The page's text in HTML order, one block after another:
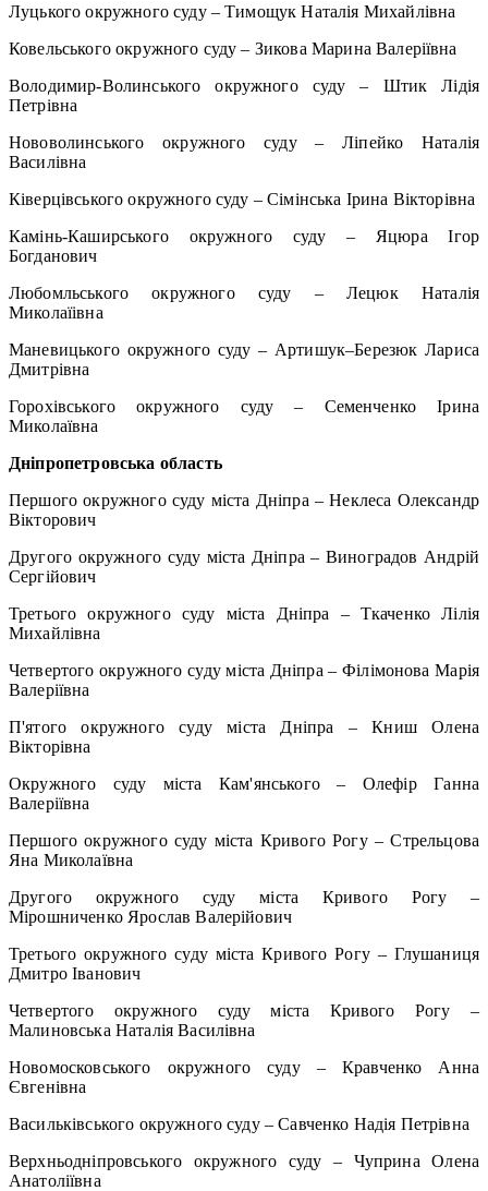
Луцького окружного суду – Тимощук Наталія Михайлівна
Ковельського окружного суду – Зикова Марина Валеріївна
Володимир-Волинського окружного суду – Штик Лідія
Петрівна
Нововолинського окружного суду – Ліпейко Наталія
Василівна
Ківерцівського окружного суду – Сімінська Ірина Вікторівна
Камінь-Каширського окружного суду – Яцюра Ігор
Богданович
Любомльського окружного суду – Лецюк Наталія
Миколаїівна
Маневицького окружного суду – Артишук–Березюк Лариса
Дмитрівна
Горохівського окружного суду – Семенченко Ірина
Миколаївна
Дніпропетровська область
Першого окружного суду міста Дніпра – Неклеса Олександр
Вікторович
Другого окружного суду міста Дніпра – Виноградов Андрій
Сергійович
Третього окружного суду міста Дніпра – Ткаченко Лілія
Михайлівна
Четвертого окружного суду міста Дніпра – Філімонова Марія
Валеріївна
П'ятого окружного суду міста Дніпра – Книш Олена
Вікторівна
Окружного суду міста Кам'янського – Олефір Ганна
Валеріївна
Першого окружного суду міста Кривого Рогу – Стрельцова
Яна Миколаївна
Другого окружного суду міста Кривого Рогу –
Мірошниченко Ярослав Валерійович
Третього окружного суду міста Кривого Рогу – Глушаниця
Дмитро Іванович
Четвертого окружного суду міста Кривого Рогу –
Малиновська Наталія Василівна
Новомосковського окружного суду – Кравченко Анна
Євгенівна
Васильківського окружного суду – Савченко Надія Петрівна
Верхньодніпровського окружного суду – Чуприна Олена
Анатоліївна